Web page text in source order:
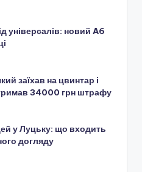
універсалів: новий A6
заїхав на цвинтар і
34000 грн штрафу
у Луцьку: що входить
догляду